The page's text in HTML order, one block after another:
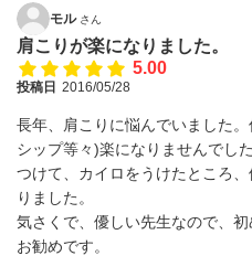
モル さん
肩こりが楽になりました。
5.00
投稿日 2016/05/28
長年、肩こりに悩んでいました。
シップ等々)楽になりませんでし
つけて、カイロをうけたところ
りました。
気さくで、優しい先生なので、
お勧めです。